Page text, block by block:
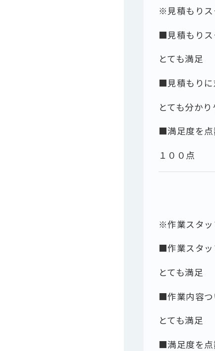
※見積もり
■見積もりス
とても満足
■見積もりに
とても分か
■満足度を点
１００点
※作業スタ
■作業スタッ
とても満足
■作業内容つ
とても満足
■満足度を点